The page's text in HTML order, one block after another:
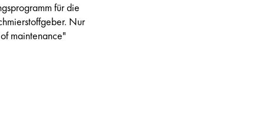
für die
Nur
maintenance"